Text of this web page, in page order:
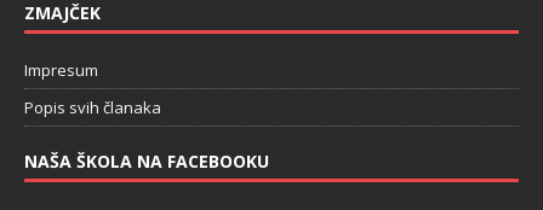
ZMAJČEK
Impresum
Popis svih članaka
NAŠA ŠKOLA NA FACEBOOKU